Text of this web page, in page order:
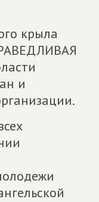
крыла
и